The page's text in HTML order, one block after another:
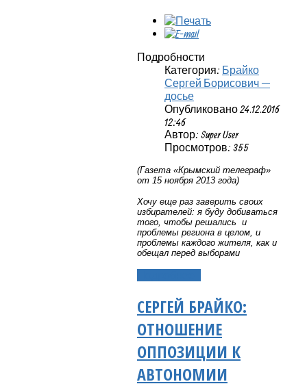
Подробности
Категория: Брайко
Сергей Борисович —
досье
Опубликовано 24.12.2016
12:46
Автор: Super User
Просмотров: 355
(Газета «Крымский телеграф»
от 15 ноября 2013 года)
Хочу еще раз заверить своих
избирателей: я буду добиваться
того, чтобы решались и
проблемы региона в целом, и
проблемы каждого жителя, как и
обещал перед выборами
СЕРГЕЙ БРАЙКО:
ОТНОШЕНИЕ
ОППОЗИЦИИ К
АВТОНОМИИ